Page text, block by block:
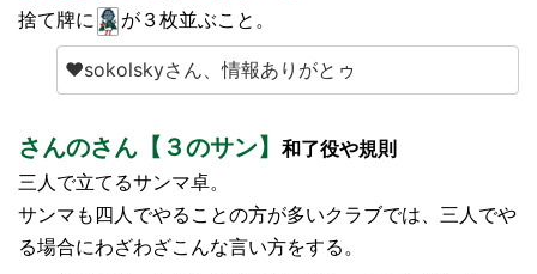
捨て牌に が３枚並ぶこと。
♥sokolskyさん、情報ありがとゥ
さんのさん【３のサン】 和了役や規則
三人で立てるサンマ卓。
サンマも四人でやることの方が多いクラブでは、三人でや
る場合にわざわざこんな言い方をする。